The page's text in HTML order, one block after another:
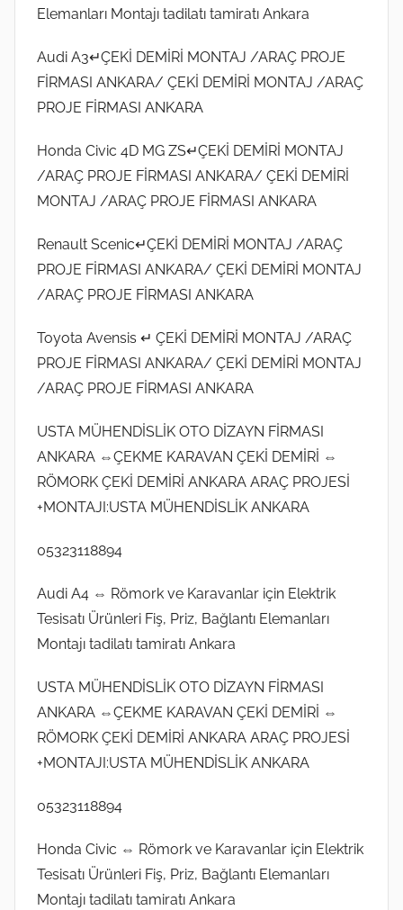
Elemanları Montajı tadilatı tamiratı Ankara
Audi A3↵ÇEKİ DEMİRİ MONTAJ /ARAÇ PROJE
FİRMASI ANKARA/ ÇEKİ DEMİRİ MONTAJ /ARAÇ
PROJE FİRMASI ANKARA
Honda Civic 4D MG ZS↵ÇEKİ DEMİRİ MONTAJ
/ARAÇ PROJE FİRMASI ANKARA/ ÇEKİ DEMİRİ
MONTAJ /ARAÇ PROJE FİRMASI ANKARA
Renault Scenic↵ÇEKİ DEMİRİ MONTAJ /ARAÇ
PROJE FİRMASI ANKARA/ ÇEKİ DEMİRİ MONTAJ
/ARAÇ PROJE FİRMASI ANKARA
Toyota Avensis ↵ ÇEKİ DEMİRİ MONTAJ /ARAÇ
PROJE FİRMASI ANKARA/ ÇEKİ DEMİRİ MONTAJ
/ARAÇ PROJE FİRMASI ANKARA
USTA MÜHENDİSLİK OTO DİZAYN FİRMASI
ANKARA ⇔ÇEKME KARAVAN ÇEKİ DEMİRİ ⇔
RÖMORK ÇEKİ DEMİRİ ANKARA ARAÇ PROJESİ
+MONTAJI:USTA MÜHENDİSLİK ANKARA
05323118894
Audi A4 ⇔ Römork ve Karavanlar için Elektrik
Tesisatı Ürünleri Fiş, Priz, Bağlantı Elemanları
Montajı tadilatı tamiratı Ankara
USTA MÜHENDİSLİK OTO DİZAYN FİRMASI
ANKARA ⇔ÇEKME KARAVAN ÇEKİ DEMİRİ ⇔
RÖMORK ÇEKİ DEMİRİ ANKARA ARAÇ PROJESİ
+MONTAJI:USTA MÜHENDİSLİK ANKARA
05323118894
Honda Civic ⇔ Römork ve Karavanlar için Elektrik
Tesisatı Ürünleri Fiş, Priz, Bağlantı Elemanları
Montajı tadilatı tamiratı Ankara